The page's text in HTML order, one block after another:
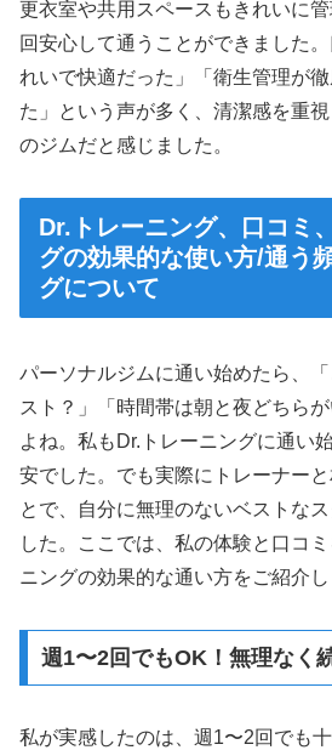
更衣室や共用スペースもきれいに
回安心して通うことができました
れいで快適だった」「衛生管理が
た」という声が多く、清潔感を重
のジムだと感じました。
Dr.トレーニング、口コミ
グの効果的な使い方/通う
グについて
パーソナルジムに通い始めたら、
スト？」「時間帯は朝と夜どちら
よね。私もDr.トレーニングに通い
安でした。でも実際にトレーナー
とで、自分に無理のないベストな
した。ここでは、私の体験と口コ
ニングの効果的な通い方をご紹介し
週1〜2回でもOK！無理なく
私が実感したのは、週1〜2回でも